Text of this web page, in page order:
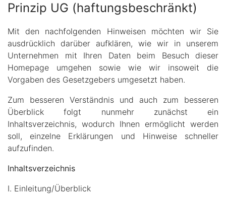
Prinzip UG (haftungsbeschränkt)
Mit den nachfolgenden Hinweisen möchten wir Sie
ausdrücklich darüber aufklären, wie wir in unserem
Unternehmen mit Ihren Daten beim Besuch dieser
Homepage umgehen sowie wie wir insoweit die
Vorgaben des Gesetzgebers umgesetzt haben.
Zum besseren Verständnis und auch zum besseren
Überblick folgt nunmehr zunächst ein
Inhaltsverzeichnis, wodurch Ihnen ermöglicht werden
soll, einzelne Erklärungen und Hinweise schneller
aufzufinden.
Inhaltsverzeichnis
I. Einleitung/Überblick